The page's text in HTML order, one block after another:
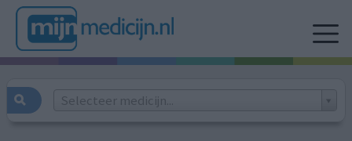
Selecteer medicijn...